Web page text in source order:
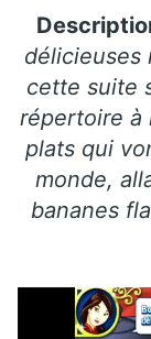
délicieuses
cette suite
répertoire à
plats qui
monde,
bananes